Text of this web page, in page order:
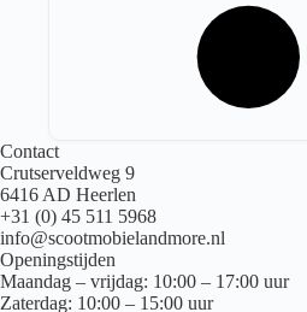
Contact
Crutserveldweg 9
6416 AD Heerlen
+31 (0) 45 511 5968
info@scootmobielandmore.nl
Openingstijden
Maandag – vrijdag: 10:00 – 17:00 uur
Zaterdag: 10:00 – 15:00 uur